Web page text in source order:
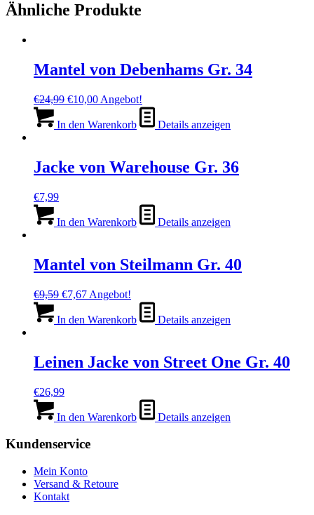
Ähnliche Produkte
Mantel von Debenhams Gr. 34
€24,99 Ursprünglicher
war:
€10,00Aktueller
ist:
Angebot!
In den Warenkorb Details anzeigen
Jacke von Warehouse Gr. 36
€7,99
In den Warenkorb Details anzeigen
Mantel von Steilmann Gr. 40
€9,59 Ursprünglicher
war:
€7,67Aktueller
ist:
Angebot!
In den Warenkorb Details anzeigen
Leinen Jacke von Street One Gr. 40
€26,99
In den Warenkorb Details anzeigen
Kundenservice
Mein Konto
Versand & Retoure
Kontakt